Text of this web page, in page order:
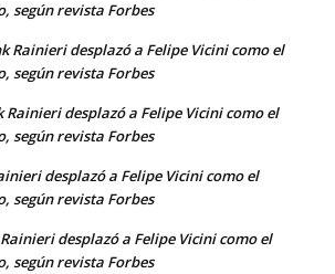
según revista Forbes
Rainieri desplazó a Felipe Vicini como el
según revista Forbes
Rainieri desplazó a Felipe Vicini como el
según revista Forbes
desplazó a Felipe Vicini como el
según revista Forbes
desplazó a Felipe Vicini como el
según revista Forbes